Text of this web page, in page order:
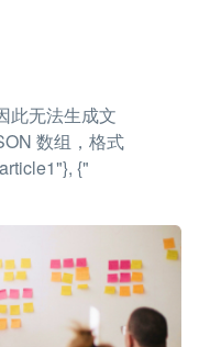
此无法生成文
数组，格式
{"